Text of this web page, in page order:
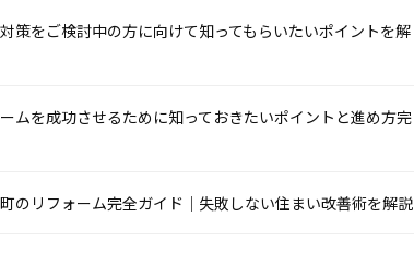
策をご検討中の方に向けて知ってもらいたいポイントを解
ムを成功させるために知っておきたいポイントと進め方完
のリフォーム完全ガイド｜失敗しない住まい改善術を解説